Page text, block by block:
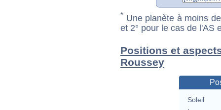
* Une planète à moins
et 2° pour le cas de l'AS
Positions et
Roussey
Soleil